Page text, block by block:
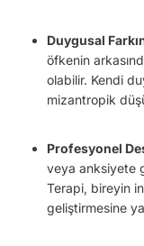
Duygusal
öfkenin
olabilir. Kendi
mizantropik
Profesyonel
veya anksiyete
Terapi, bireyin
geliştirmesine